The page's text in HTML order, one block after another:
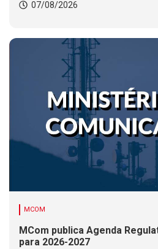
07/08/2026
MCOM
MCom publica Agenda
para 2026-2027